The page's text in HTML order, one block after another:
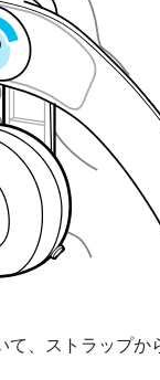
、ストラップか